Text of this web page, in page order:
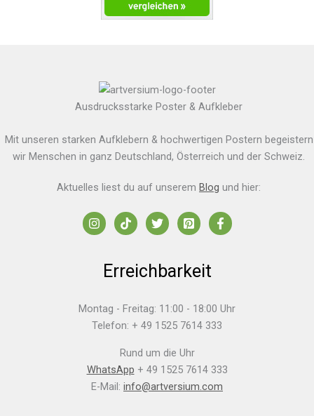
Ausdrucksstarke Poster & Aufkleber
Mit unseren starken Aufklebern & hochwertigen Postern begeistern
wir Menschen in ganz Deutschland, Österreich und der Schweiz.
Aktuelles liest du auf unserem Blog und hier:
Erreichbarkeit
Montag - Freitag: 11:00 - 18:00 Uhr
Telefon: + 49 1525 7614 333
Rund um die Uhr
WhatsApp + 49 1525 7614 333
E-Mail: info@artversium.com